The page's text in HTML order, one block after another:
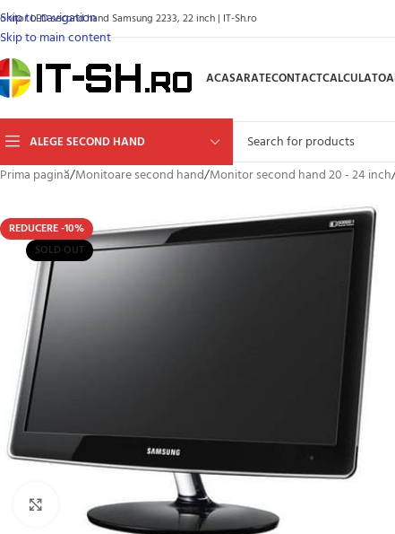
Skip to navigation
Skip to main content
LED second hand Samsung 2233, 22 inch | IT-Sh.ro
ACASARATECONTACT
ALEGE SECOND HAND
Prima pagină/Monitoare second hand/Monitor second hand 20 - 24 inch
REDUCERE -10%
SOLD OUT
Click to enlarge